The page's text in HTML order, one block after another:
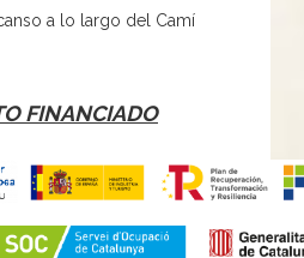
a lo largo del Camí
FINANCIADO